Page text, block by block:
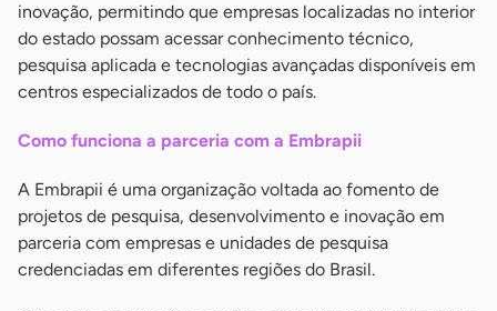
inovação, permitindo que empresas localizadas no interior
do estado possam acessar conhecimento técnico,
pesquisa aplicada e tecnologias avançadas disponíveis em
centros especializados de todo o país.
Como funciona a parceria com a Embrapii
A Embrapii é uma organização voltada ao fomento de
projetos de pesquisa, desenvolvimento e inovação em
parceria com empresas e unidades de pesquisa
credenciadas em diferentes regiões do Brasil.